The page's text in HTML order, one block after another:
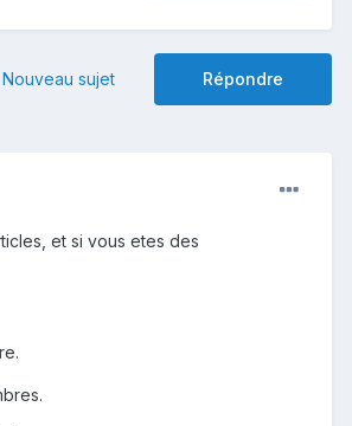
Répondre
Nouveau sujet
et si vous etes des